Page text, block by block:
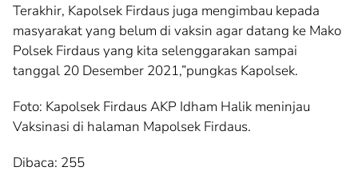
Terakhir, Kapolsek Firdaus juga mengimbau kepada
masyarakat yang belum di vaksin agar datang ke Mako
Polsek Firdaus yang kita selenggarakan sampai
tanggal 20 Desember 2021,”pungkas Kapolsek.
Foto: Kapolsek Firdaus AKP Idham Halik meninjau
Vaksinasi di halaman Mapolsek Firdaus.
Dibaca: 255